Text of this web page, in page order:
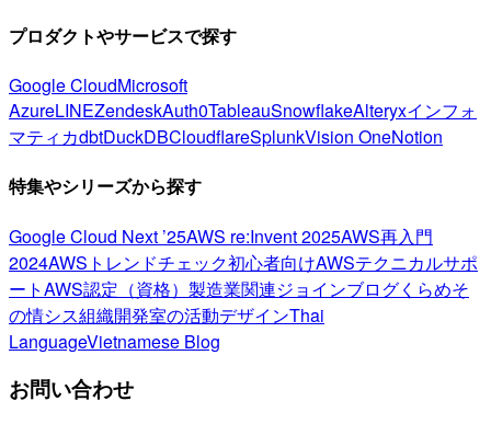
プロダクトやサービスで探す
Google CloudMicrosoft
AzureLINEZendeskAuth0TableauSnowflakeAlteryxインフォ
マティカdbtDuckDBCloudflareSplunkVision OneNotion
特集やシリーズから探す
Google Cloud Next ’25AWS re:Invent 2025AWS再入門
2024AWSトレンドチェック初心者向けAWSテクニカルサポ
ートAWS認定（資格） 製造業関連ジョインブログくらめそ
の情シス組織開発室の活動デザインThai
LanguageVietnamese Blog
お問い合わせ